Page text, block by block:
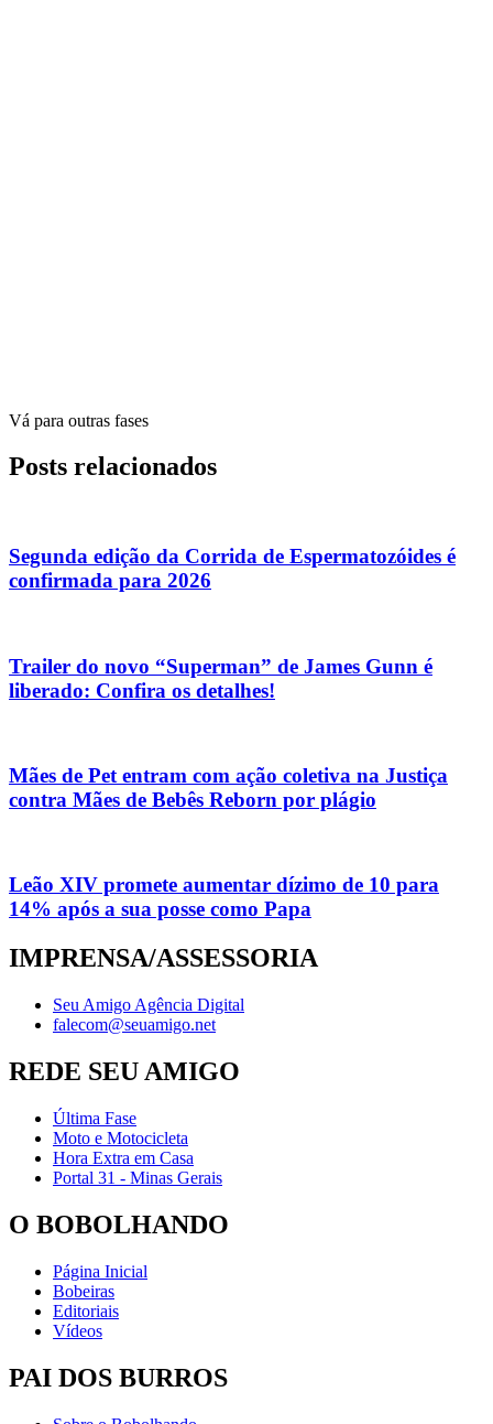
Vá para outras fases
Posts relacionados
Segunda edição da Corrida de Espermatozóides é
confirmada para 2026
Trailer do novo “Superman” de James Gunn é
liberado: Confira os detalhes!
Mães de Pet entram com ação coletiva na Justiça
contra Mães de Bebês Reborn por plágio
Leão XIV promete aumentar dízimo de 10 para
14% após a sua posse como Papa
IMPRENSA/ASSESSORIA
Seu Amigo Agência Digital
falecom@seuamigo.net
REDE SEU AMIGO
Última Fase
Moto e Motocicleta
Hora Extra em Casa
Portal 31 - Minas Gerais
O BOBOLHANDO
Página Inicial
Bobeiras
Editoriais
Vídeos
PAI DOS BURROS